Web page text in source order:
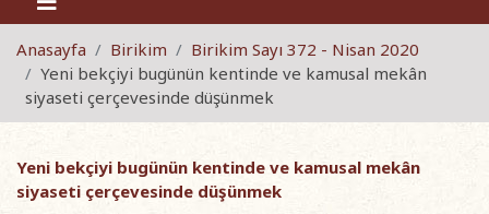
Anasayfa Birikim
Birikim Sayı 372 - Nisan 2020
Yeni bekçiyi bugünün kentinde ve kamusal mekân
siyaseti çerçevesinde düşünmek
Yeni bekçiyi bugünün kentinde ve kamusal mekân
siyaseti çerçevesinde düşünmek